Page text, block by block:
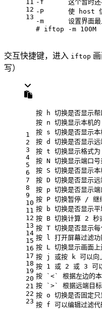
11
12
13
-f      这个暂时还不
-P      使 host 信息
-m      设置界面最上
# iftop -m 100M
交互快捷键，进入 iftop
写）
1
2
3
4
5
6
7
8
9
10
11
12
13
14
15
16
17
18
19
20
21
22
23
按 h 切换是否显示帮
按 n 切换显示本机
按 s 切换是否显示
按 d 切换是否显示
按 t 切换显示格式
按 N 切换显示端口号
按 S 切换是否显示本
按 D 切换是否显示远
按 p 切换是否显示端
按 P 切换暂停 / 继
按 b 切换是否显示平
按 B 切换计算 2 秒
按 T 切换是否显示每
按 l 打开屏幕过滤功
按 L 切换显示画面上
按 j 或按 k 可以向上
按 1 或 2 或 3 可以
按 `<` 根据左边的本
按 `>` 根据远端目标
按 o 切换是否固定只
按 f 可以编辑过滤代